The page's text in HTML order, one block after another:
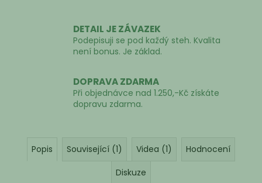
DETAIL JE ZÁVAZEK
Podepisuji se pod každý steh. Kvalita
není bonus. Je základ.
DOPRAVA ZDARMA
Při objednávce nad 1.250,-Kč získáte
dopravu zdarma.
Popis Související (1) Videa (1)
Hodnocení
Diskuze